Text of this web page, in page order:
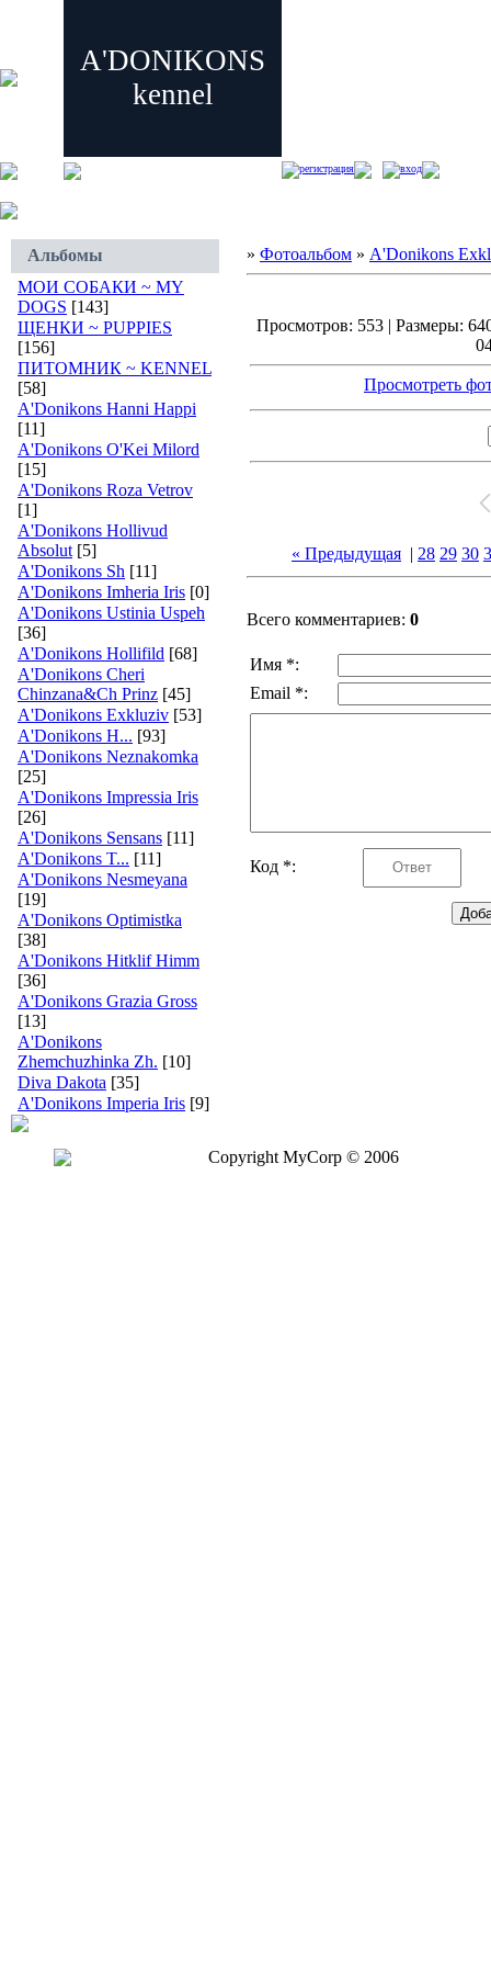
A'DONIKONS
kennel
регистрация вход
Альбомы
МОИ СОБАКИ ~ MY
DOGS [143]
ЩЕНКИ ~ PUPPIES
[156]
ПИТОМНИК ~ KENNEL
[58]
A'Donikons Hanni Happi
[11]
A'Donikons O'Kei Milord
[15]
A'Donikons Roza Vetrov
[1]
A'Donikons Hollivud
Absolut [5]
A'Donikons Sh [11]
A'Donikons Imheria Iris [0]
A'Donikons Ustinia Uspeh
[36]
A'Donikons Hollifild [68]
A'Donikons Cheri
Chinzana&Ch Prinz [45]
A'Donikons Exkluziv [53]
A'Donikons H... [93]
A'Donikons Neznakomka
[25]
A'Donikons Impressia Iris
[26]
A'Donikons Sensans [11]
A'Donikons T... [11]
A'Donikons Nesmeyana
[19]
A'Donikons Optimistka
[38]
A'Donikons Hitklif Himm
[36]
A'Donikons Grazia Gross
[13]
A'Donikons
Zhemchuzhinka Zh. [10]
Diva Dakota [35]
A'Donikons Imperia Iris [9]
» Фотоальбом » A'Donikons
Просмотров: 553 | Размеры:
Просмотреть
« Предыдущая | 28 29 30
Всего комментариев: 0
Имя *:
Email *:
Код *:
Copyright MyCorp © 2006